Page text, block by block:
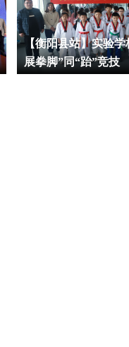
【衡阳县站】实验学
展拳脚”同“跆”竞技